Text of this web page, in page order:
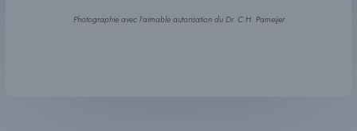
Photographie avec l’aimable autorisation du Dr. C.H. Pameijer